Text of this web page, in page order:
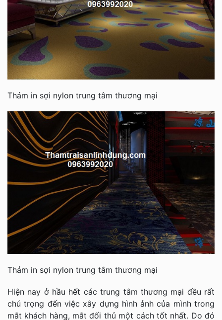
Thảm in sợi nylon trung tâm thương mại
Thảm in sợi nylon trung tâm thương mại
Hiện nay ở hầu hết các trung tâm thương mại đều rất
chú trọng đến việc xây dựng hình ảnh của mình trong
mắt khách hàng, mắt đối thủ một cách tốt nhất. Do đó